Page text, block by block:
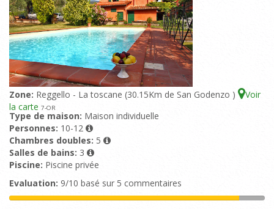
Zone: Reggello - La toscane (30.15Km de San Godenzo )
Voir
la carte 7-OR
Type de maison: Maison individuelle
Personnes: 10-12
Chambres doubles: 5
Salles de bains: 3
Piscine: Piscine privée
Evaluation: 9/10 basé sur 5 commentaires